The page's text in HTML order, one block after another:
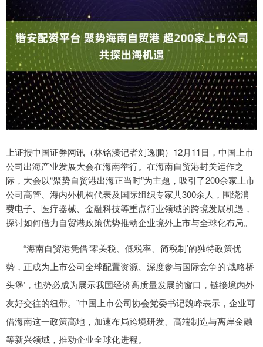
上证报中国证券网讯（林铭溱记者刘逸鹏）12月11日，中国上市
公司出海产业发展大会在海南举行。在海南自贸港封关运作之
际，大会以“聚势自贸港出海正当时”为主题，吸引了200余家上市
公司高管、海内外机构代表及国际组织专家共300余人，围绕消
费电子、医疗器械、金融科技等重点行业领域的跨境发展机遇，
探讨如何借力自贸港政策优势推动企业境外上市与全球化布局。
“海南自贸港凭借‘零关税、低税率、简税制’的独特政策优
势，正成为上市公司全球配置资源、深度参与国际竞争的‘战略桥
头堡’，也势必成为展示我国经济高质量发展的窗口，链接境内外
友好交往的纽带。”中国上市公司协会党委书记魏峰表示，企业可
借海南这一政策高地，加速布局跨境研发、高端制造与离岸金融
等新兴领域，推动企业全球化进程。